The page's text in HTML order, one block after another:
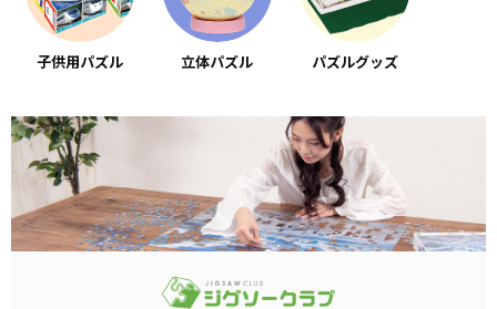
子供用パズル 立体パズル パズルグッズ